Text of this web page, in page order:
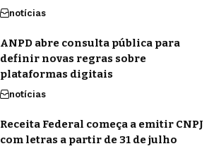
notícias
ANPD abre consulta pública para
definir novas regras sobre
plataformas digitais
notícias
Receita Federal começa a emitir CNPJ
com letras a partir de 31 de julho